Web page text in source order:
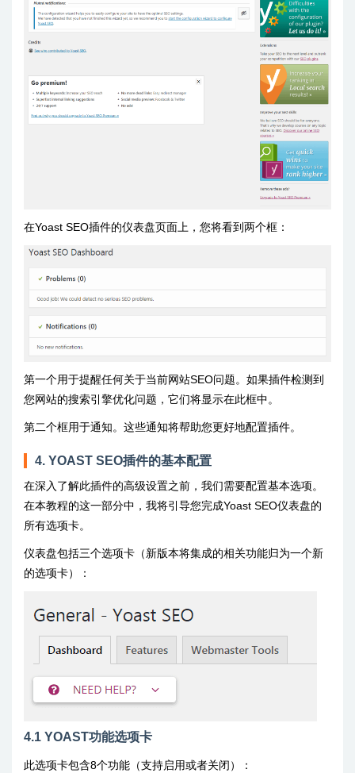
在Yoast SEO插件的仪表盘页面上，您将看到两个框：
第一个用于提醒任何关于当前网站SEO问题。如果插件检测到
您网站的搜索引擎优化问题，它们将显示在此框中。
第二个框用于通知。这些通知将帮助您更好地配置插件。
4. YOAST SEO插件的基本配置
在深入了解此插件的高级设置之前，我们需要配置基本选项。
在本教程的这一部分中，我将引导您完成Yoast SEO仪表盘的
所有选项卡。
仪表盘包括三个选项卡（新版本将集成的相关功能归为一个新
的选项卡）：
4.1 YOAST功能选项卡
此选项卡包含8个功能（支持启用或者关闭）：